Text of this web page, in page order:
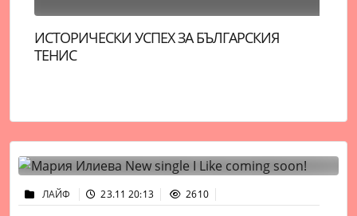
ПЕРЕЗ ХИЛТЪН Е КОНТАКТЕН СЛЕД ОПИТА
СИ ЗА САМОУБИЙСТВО НА ЖИВО В TIKTOK
ЛАЙФ 23.11 20:13 2610